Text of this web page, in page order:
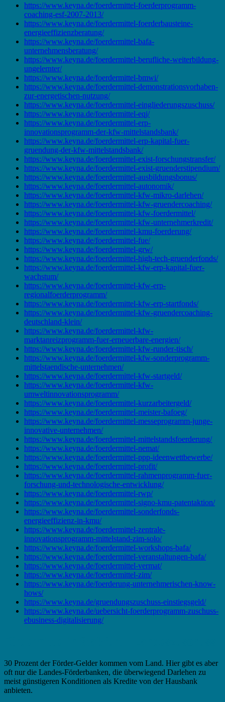
https://www.keyna.de/foerdermittel-foerderprogramm-
coaching-esf-2007-2013/
https://www.keyna.de/foerdermittel-foerderbausteine-
energieeffizienzberatung/
https://www.keyna.de/foerdermittel-bafa-
unternehmensberatung/
https://www.keyna.de/foerdermittel-berufliche-weiterbildung-
ungelernter/
https://www.keyna.de/foerdermittel-bmwi/
https://www.keyna.de/foerdermittel-demonstrationsvorhaben-
zur-energetischen-nutzung/
https://www.keyna.de/foerdermittel-eingliederungszuschuss/
https://www.keyna.de/foerdermittel-eqj/
https://www.keyna.de/foerdermittel-erp-
innovationsprogramm-der-kfw-mittelstandsbank/
https://www.keyna.de/foerdermittel-erp-kapital-fuer-
gruendung-der-kfw-mittelstandsbank/
https://www.keyna.de/foerdermittel-exist-forschungstransfer/
https://www.keyna.de/foerdermittel-exist-gruenderstipendium/
https://www.keyna.de/foerdermittel-ausbildungsbonus/
https://www.keyna.de/foerdermittel-autonomik/
https://www.keyna.de/foerdermittel-kfw-mikro-darlehen/
https://www.keyna.de/foerdermittel-kfw-gruendercoaching/
https://www.keyna.de/foerdermittel-kfw-foerdermittel/
https://www.keyna.de/foerdermittel-kfw-unternehmerkredit/
https://www.keyna.de/foerdermittel-kmu-foerderung/
https://www.keyna.de/foerdermittel-fue/
https://www.keyna.de/foerdermittel-grw/
https://www.keyna.de/foerdermittel-high-tech-gruenderfonds/
https://www.keyna.de/foerdermittel-kfw-erp-kapital-fuer-
wachstum/
https://www.keyna.de/foerdermittel-kfw-erp-
regionalfoerderprogramm/
https://www.keyna.de/foerdermittel-kfw-erp-startfonds/
https://www.keyna.de/foerdermittel-kfw-gruendercoaching-
deutschland-klein/
https://www.keyna.de/foerdermittel-kfw-
marktanreizprogramm-fuer-erneuerbare-energien/
https://www.keyna.de/foerdermittel-kfw-runder-tisch/
https://www.keyna.de/foerdermittel-kfw-sonderprogramm-
mittelstaendische-unternehmen/
https://www.keyna.de/foerdermittel-kfw-startgeld/
https://www.keyna.de/foerdermittel-kfw-
umweltinnovationsprogramm/
https://www.keyna.de/foerdermittel-kurzarbeitergeld/
https://www.keyna.de/foerdermittel-meister-bafoeg/
https://www.keyna.de/foerdermittel-messeprogramm-junge-
innovative-unternehmen/
https://www.keyna.de/foerdermittel-mittelstandsfoerderung/
https://www.keyna.de/foerdermittel-nemat/
https://www.keyna.de/foerdermittel-ppp-ideenwettbewerbe/
https://www.keyna.de/foerdermittel-profit/
https://www.keyna.de/foerdermittel-rahmenprogramm-fuer-
forschung-und-technologische-entwicklung/
https://www.keyna.de/foerdermittel-rwp/
https://www.keyna.de/foerdermittel-signo-kmu-patentaktion/
https://www.keyna.de/foerdermittel-sonderfonds-
energieeffizienz-in-kmu/
https://www.keyna.de/foerdermittel-zentrale-
innovationsprogramm-mittelstand-zim-solo/
https://www.keyna.de/foerdermittel-workshops-bafa/
https://www.keyna.de/foerdermittel-veranstaltungen-bafa/
https://www.keyna.de/foerdermittel-vermat/
https://www.keyna.de/foerdermittel-zim/
https://www.keyna.de/foerderung-unternehmerischen-know-
hows/
https://www.keyna.de/gruendungszuschuss-einstiegsgeld/
https://www.keyna.de/uebersicht-foerderprogramm-zuschuss-
ebusiness-digitalisierung/
30 Prozent der Förder-Gelder kommen vom Land. Hier gibt es aber
oft nur die Landes-Förderbanken, die überwiegend Darlehen zu
meist günstigeren Konditionen als Kredite von der Hausbank
anbieten.